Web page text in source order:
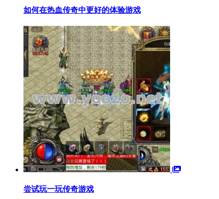
如何在热血传奇中更好的体验游戏
尝试玩一玩传奇游戏